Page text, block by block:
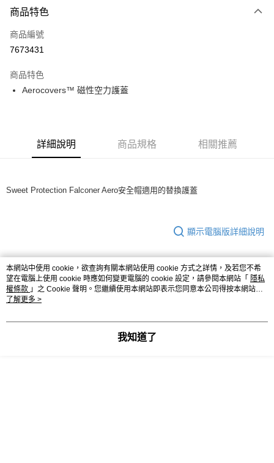
LINE Pay
Apple Pay
運送方式
付款後全家取貨
7-11店到店
宅配
每筆NT$130，滿NT$10,000(含以上)免運費
商品特色
商品編號
7673431
商品特色
Aerocovers™ 磁性空力護蓋
詳細說明 商品規格 相關推薦
Sweet Protection Falconer Aero安全帽適用的替換護蓋
顯示電腦版詳細說明
商品規格
L 頭圍57到60 cm
本網站中使用 cookie，欲查詢有關本網站使用 cookie 方式之詳情，及若您不希
望在電腦上使用 cookie 時應如何變更電腦的 cookie 設定，請參閱本網站「 隱私
權條款 」之 Cookie 聲明。您繼續使用本網站即表示您同意本公司得按本網站使
用條款之 Cookie 聲明使用 cookie。
了解更多 >
我知道了